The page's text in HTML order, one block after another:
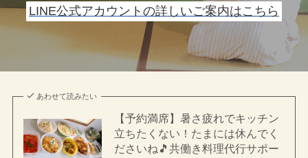
LINE公式アカウントの詳しいご案内はこちら
あわせて読みたい
【予約満席】暑さ疲れでキッチン
立ちたくない！たまには休んでく
ださいね🎵共働き料理代行サポー